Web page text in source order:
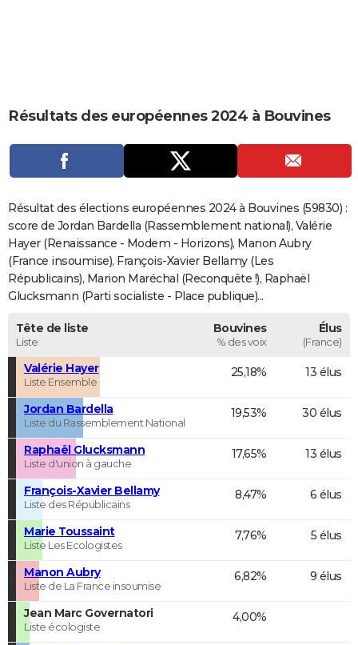
CARTE DE VOEUX
Carte de Noël
Carte Bonne année
Carte Saint-Valentin
Carte Pâques
Carte d'anniversaire
DICTIONNAIRE
Dictionnaire
Biographies
Citations
Expressions
Proverbes
PROGRAMME TV
COPAINS D'AVANT
S'inscrire
Se connecter
Lycées
Collèges
Primaires
Universités
Entreprises
Service militaire
Avis de recherche
AVIS DE DÉCÈS
FORUM
Résultats des européennes 2024 à Bouvines
Résultat des élections européennes 2024 à Bouvines (59830) :
score de Jordan Bardella (Rassemblement national), Valérie
Hayer (Renaissance - Modem - Horizons), Manon Aubry
(France insoumise), François-Xavier Bellamy (Les
Républicains), Marion Maréchal (Reconquête !), Raphaël
Glucksmann (Parti socialiste - Place publique)...
Tête de liste
Liste
Bouvines
% des voix
Élus
(France)
Valérie Hayer
Liste Ensemble
25,18% 13 élus
Jordan Bardella
Liste du Rassemblement National
19,53% 30 élus
Raphaël Glucksmann
Liste d'union à gauche
17,65% 13 élus
François-Xavier Bellamy
Liste des Républicains
8,47% 6 élus
Marie Toussaint
Liste Les Ecologistes
7,76% 5 élus
Manon Aubry
Liste de La France insoumise
6,82% 9 élus
Jean Marc Governatori
Liste écologiste
4,00%